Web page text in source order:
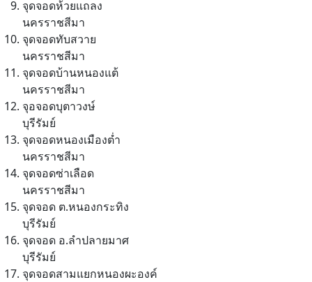
จุดจอดห้วยแถลง
นครราชสีมา
จุดจอดทับสวาย
นครราชสีมา
จุดจอดบ้านหนองแต้
นครราชสีมา
จุอจอดบุตาวงษ์
บุรีรัมย์
จุดจอดหนองเมืองต่ำ
นครราชสีมา
จุดจอดซ่าเลือด
นครราชสีมา
จุดจอด ต.หนองกระทิง
บุรีรัมย์
จุดจอด อ.ลำปลายมาศ
บุรีรัมย์
จุดจอดสามแยกหนองผะองค์